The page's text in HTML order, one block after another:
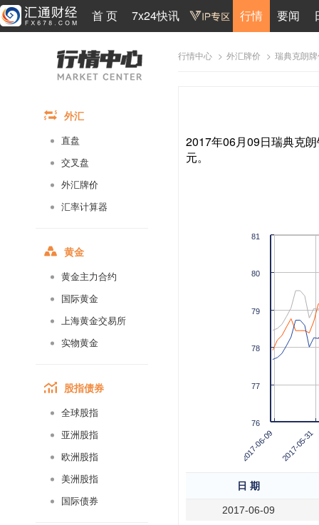
首 页 7x24快讯 行情 要闻
外汇
直盘
交叉盘
外汇牌价
汇率计算器
黄金
黄金主力合约
国际黄金
上海黄金交易所
实物黄金
股指债券
全球股指
亚洲股指
欧洲股指
美洲股指
国际债券
行情中心 > 外汇牌价 > 瑞典克朗
2017年06月09日瑞典克
元。
2017-06-09 2017-05-31
76
77
78
79
80
81
日 期
2017-06-09